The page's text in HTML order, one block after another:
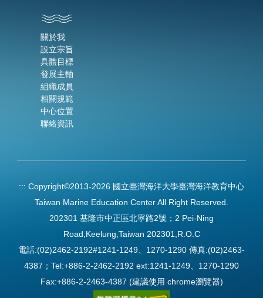
關於我
設立宗旨
具體目標
發展主軸
組織成員
相關規範
中心位置
聯絡資訊
::: Copyright©2013-2026 國立臺灣海洋大學臺灣海洋教育中心
Taiwan Marine Education Center All Right Reserved.
202301 基隆市中正區北寧路2號；2 Pei-Ning
Road,Keelung,Taiwan 202301,R.O.C
電話:(02)2462-2192#1241-1249、1270-1290 傳真:(02)2463-
4387；Tel:+886-2-2462-2192 ext:1241-1249、1270-1290
Fax:+886-2-2463-4387 (建議使用 chrome瀏覽器)